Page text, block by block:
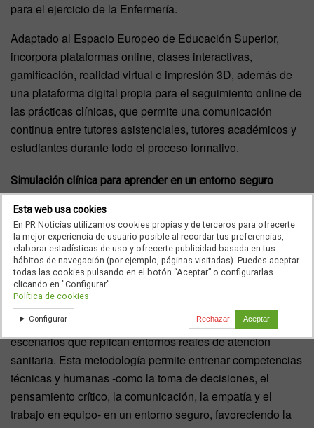
para el ejercicio de la Enfermería.
Adaptado al Espacio Europeo de Educación Superior,
incorpora plataformas online, clases interactivas,
gamificación, realidad virtual e impresión 3D, además de
una plataforma digital propia para el seguimiento online de
las prácticas clínicas, que permite una comunicación
continua entre tutores asistenciales, tutores académicos y
estudiantes durante todo el proceso formativo.
Simulación clínica para aprender en un entorno seguro
Uno de los pilares del modelo formativo de la escuela es la
simulación clínica, presente desde el primer curso y
durante toda la formación. A lo largo del Grado, los
estudiantes realizan alrededor de 200 horas de prácticas
de laboratorio y simulación clínica en el Centro de
Simulación Clínica Avanzada, equipado con tecnología
avanzada, salas de alta fidelidad, espacios de debriefing y
escenarios que replican entornos reales de atención
sanitaria. Esta metodología permite entrenar competencias
técnicas y humanas -como la toma de decisiones, el
pensamiento crítico, la comunicación, la empatía y el
trabajo en equipo- en un entorno seguro, favoreciendo la
Esta web usa cookies
En PR Noticias utilizamos cookies propias y de terceros para ofrecerte
la mejor experiencia de usuario posible al recordar tus preferencias,
elaborar estadísticas de uso y ofrecerte publicidad basada en tus
hábitos de navegación (por ejemplo, páginas visitadas). Puedes aceptar
todas las cookies pulsando en el botón “Aceptar” o configurarlas
clicando en "Configurar".
Política de cookies
Configurar Rechazar Aceptar